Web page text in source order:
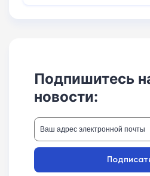
Подпишитесь
новости: